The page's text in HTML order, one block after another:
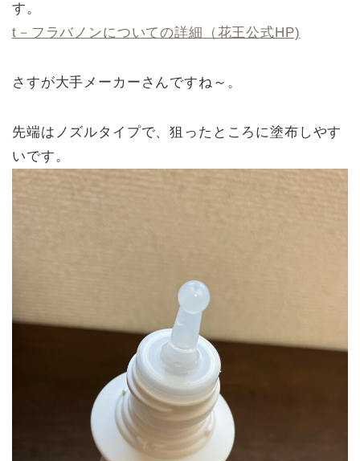
す。
t－フラバノンについての詳細（花王公式HP)
さすが大手メーカーさんですね～。
先端はノズルタイプで、狙ったところに塗布しやす
いです。